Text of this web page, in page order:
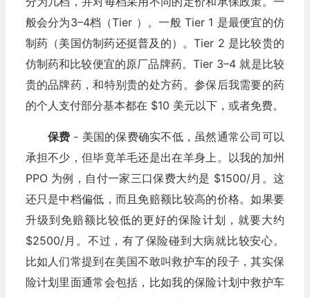
般会分为3–4档（Tier ）。一般 Tier 1 是最便宜的仿
制药（美国仿制药还挺普及的）。Tier 2 是比较贵的
仿制药和比较便宜的原厂品牌药。Tier 3–4 就是比较
贵的品牌药，和特别贵的处方药。参保后我需要的药
的个人支付部分基本都在 $10 美元以下，或者免费。
保费 - 美国的保费确实不低，虽然通常公司可以
承担不少，但毕竟羊毛还是出在羊身上。以我的加州
PPO 为例，自付一家三口保费大约是 $1500/月。这
还只是中档偏低，而且免赔额比较高的价格。如果要
升级到免赔额比较低的更好的保险计划，就要大约
$2500/月。不过，有了保险碰到大病就比较安心。
比如人们常提到在美国不敢叫救护车的段子，其实保
险计划里面通常会包括，比如我的保险计划中救护车